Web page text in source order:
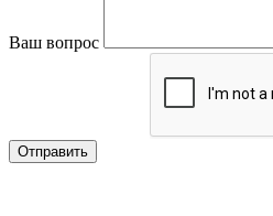
Ваш вопрос
Отправить